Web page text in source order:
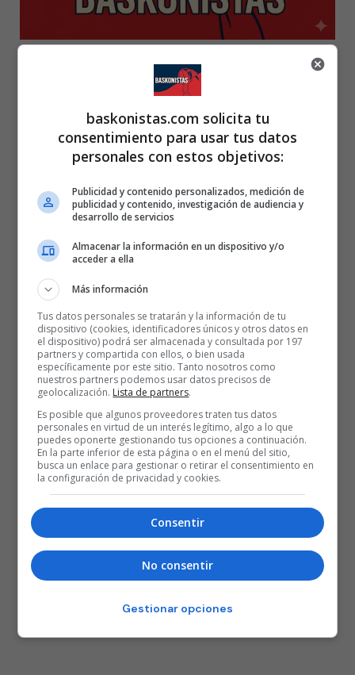
baskonistas.com solicita tu
consentimiento para usar tus datos
personales con estos objetivos:
Publicidad y contenido personalizados, medición de
publicidad y contenido, investigación de audiencia y
desarrollo de servicios
Almacenar la información en un dispositivo y/o
acceder a ella
Más información
Tus datos personales se tratarán y la información de tu
dispositivo (cookies, identificadores únicos y otros datos en
el dispositivo) podrá ser almacenada y consultada por 197
partners y compartida con ellos, o bien usada
específicamente por este sitio. Tanto nosotros como
nuestros partners podemos usar datos precisos de
geolocalización. Lista de partners.
Es posible que algunos proveedores traten tus datos
personales en virtud de un interés legítimo, algo a lo que
puedes oponerte gestionando tus opciones a continuación.
En la parte inferior de esta página o en el menú del sitio,
busca un enlace para gestionar o retirar el consentimiento en
la configuración de privacidad y cookies.
Consentir
No consentir
Gestionar opciones